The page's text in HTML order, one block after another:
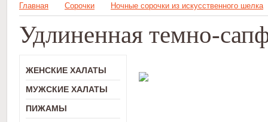
Главная Сорочки Ночные сорочки из искусственного шелка
Удлиненная темно-
ЖЕНСКИЕ ХАЛАТЫ
МУЖСКИЕ ХАЛАТЫ
ПИЖАМЫ